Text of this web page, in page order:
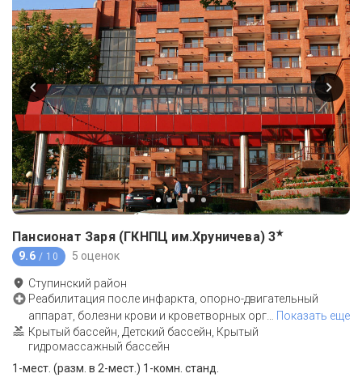
Пансионат Заря (ГКНПЦ им.Хруничева) 3★
9.6 / 10 5 оценок
Ступинский район
Реабилитация после инфаркта, опорно-двигательный
аппарат, болезни крови и кроветворных орг
Показать еще
Крытый бассейн, Детский бассейн, Крытый
гидромассажный бассейн
1-мест. (разм. в 2-мест.) 1-комн. станд.